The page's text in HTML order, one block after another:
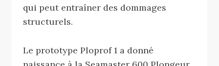
qui peut entraîner des dommages
structurels.
Le prototype Ploprof 1 a donné